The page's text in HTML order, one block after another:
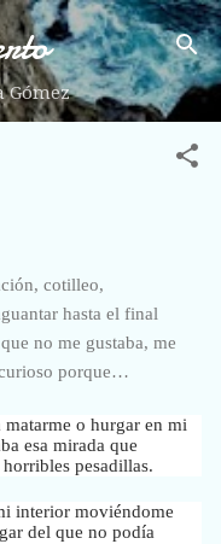
Gómez
cotilleo,
hasta el final
no me gustaba, me
porque…
matarme o hurgar en mi
esa mirada que
pesadillas.
interior moviéndome
del que no podía